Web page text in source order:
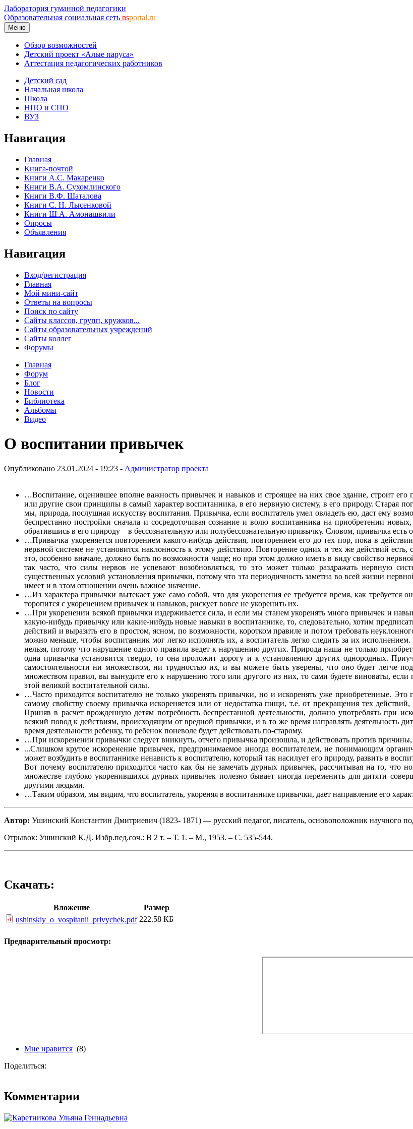
Лаборатория гуманной педагогики
Образовательная социальная сеть nsportal.ru
Меню
Обзор возможностей
Детский проект «Алые паруса»
Аттестация педагогических работников
Детский сад
Начальная школа
Школа
НПО и СПО
ВУЗ
Навигация
Главная
Книга-почтой
Книги А.С. Макаренко
Книги В.А. Сухомлинского
Книги В.Ф. Шаталова
Книги С. Н. Лысенковой
Книги Ш.А. Амонашвили
Опросы
Объявления
Навигация
Вход/регистрация
Главная
Мой мини-сайт
Ответы на вопросы
Поиск по сайту
Сайты классов, групп, кружков...
Сайты образовательных учреждений
Сайты коллег
Форумы
Главная
Форум
Блог
Новости
Библиотека
Альбомы
Видео
О воспитании привычек
Опубликовано 23.01.2024 - 19:23 - Администратор проекта
…Воспитание, оценившее вполне важность привычек и навыков и строящее на них свое здание, строит его
или другие свои принципы в самый характер воспитанника, в его нервную систему, в его природу. Старая
мы, природа, послушная искусству воспитания. Привычка, если воспитатель умел овладеть ею, даст ему
беспрестанно постройки сначала и сосредоточивая сознание и волю воспитанника на приобретении
обратившись в его природу – в бессознательную или полубессознательную привычку. Словом, привычка есть
…Привычка укореняется повторением какого-нибудь действия, повторением его до тех пор, пока в
нервной системе не установится наклонность к этому действию. Повторение одних и тех же действий
это, особенно вначале, должно быть по возможности чаще; но при этом должно иметь в виду свойство
так часто, что силы нервов не успевают возобновляться, то это может только раздражать нервную
существенных условий установления привычки, потому что эта периодичность заметна во всей жизни
имеет и в этом отношении очень важное значение.
…Из характера привычки вытекает уже само собой, что для укоренения ее требуется время, как требуется
торопится с укоренением привычек и навыков, рискует вовсе не укоренить их.
…При укоренении всякой привычки издерживается сила, и если мы станем укоренять много привычек и
какую-нибудь привычку или какие-нибудь новые навыки в воспитаннике, то, следовательно, хотим
действий и выразить его в простом, ясном, по возможности, коротком правиле и потом требовать
можно меньше, чтобы воспитанник мог легко исполнять их, а воспитатель легко следить за их исполнением.
нельзя, потому что нарушение одного правила ведет к нарушению других. Природа наша не только
одна привычка установится твердо, то она проложит дорогу и к установлению других однородных.
самостоятельности ни множеством, ни трудностью их, и вы можете быть уверены, что оно будет легче
множеством правил, вы вынудите его к нарушению того или другого из них, то сами будете виноваты,
этой великой воспитательной силы.
…Часто приходится воспитателю не только укоренять привычки, но и искоренять уже приобретенные. Это
самому свойству своему привычка искореняется или от недостатка пищи, т.е. от прекращения тех
Приняв в расчет врожденную детям потребность беспрестанной деятельности, должно употреблять при
всякий повод к действиям, происходящим от вредной привычки, и в то же время направлять деятельность
время деятельности ребенку, то ребенок поневоле будет действовать по-старому.
…При искоренении привычки следует вникнуть, отчего привычка произошла, и действовать против причины,
...Слишком крутое искоренение привычек, предпринимаемое иногда воспитателем, не понимающим
может возбудить в воспитаннике ненависть к воспитателю, который так насилует его природу, развить в
Вот почему воспитателю приходится часто как бы не замечать дурных привычек, рассчитывая на то, что
множестве глубоко укоренившихся дурных привычек полезно бывает иногда переменить для дитяти
другими людьми.
…Таким образом, мы видим, что воспитатель, укореняя в воспитаннике привычки, дает направление его
Автор: Ушинский Константин Дмитриевич (1823- 1871) — русский педагог, писатель, основоположник научного
Отрывок: Ушинский К.Д. Избр.пед.соч.: В 2 т. – Т. 1. – М., 1953. – С. 535-544.
Скачать:
Вложение
Размер
ushinskiy_o_vospitanii_privychek.pdf 222.58 КБ
Предварительный просмотр:
Мне нравится (8)
Поделиться:
Комментарии